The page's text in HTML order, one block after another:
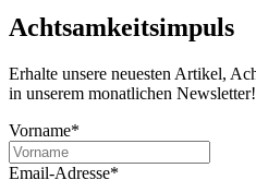
Achtsamkeitsimpuls
Erhalte unsere neuesten Artikel,
in unserem monatlichen Newsletter!
Vorname*
Email-Adresse*